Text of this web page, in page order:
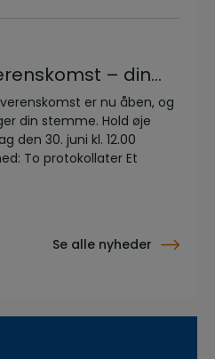
– din
er nu åben, og
din stemme. Hold øje
den 30. juni kl. 12.00
To protokollater Et
Se alle nyheder